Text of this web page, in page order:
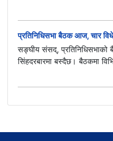
प्रतिनिधिसभा बैठक आज, चार
सङ्घीय संसद्,
सिंहदरबारमा बस्दैछ। बैठकमा